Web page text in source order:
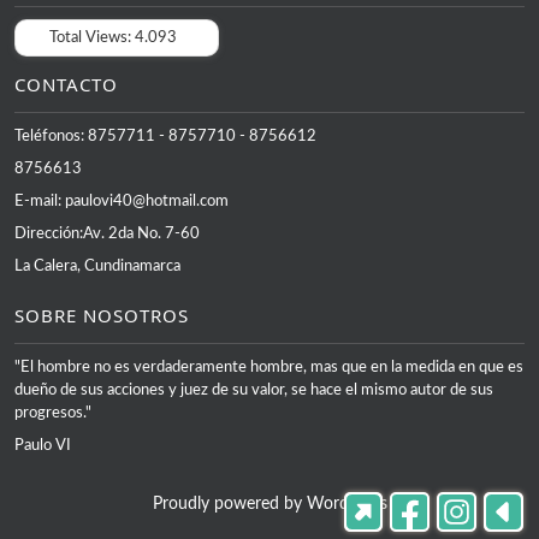
Total Views:4.093
CONTACTO
Teléfonos: 8757711 - 8757710 - 8756612
8756613
E-mail: paulovi40@hotmail.com
Dirección:Av. 2da No. 7-60
La Calera, Cundinamarca
SOBRE NOSOTROS
"El hombre no es verdaderamente hombre, mas que en la medida en que es
dueño de sus acciones y juez de su valor, se hace el mismo autor de sus
progresos."
Paulo VI
Proudly powered by WordPress